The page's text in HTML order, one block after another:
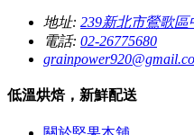
地址: 239新北市鶯歌區
電話: 02-26775680
低溫烘焙，新鮮配送